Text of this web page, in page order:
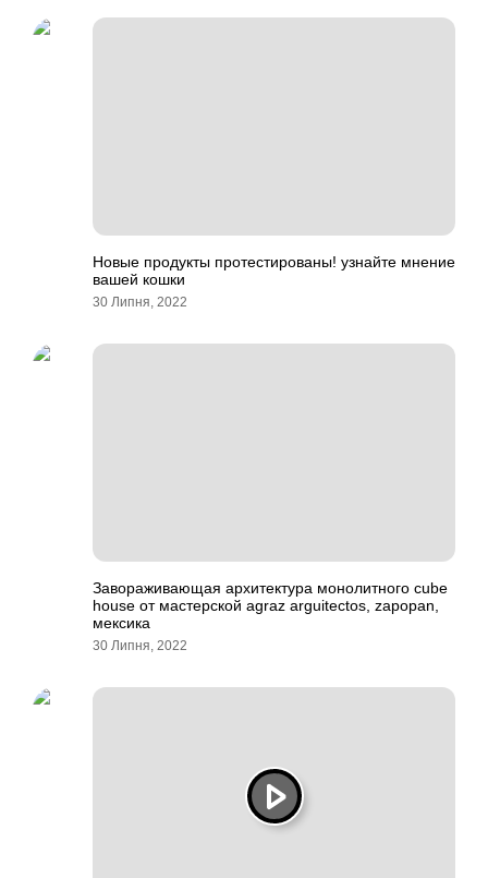
Новые продукты протестированы! узнайте мнение
вашей кошки
30 Липня, 2022
Завораживающая архитектура монолитного cube
house от мастерской agraz arguitectos, zapopan,
мексика
30 Липня, 2022